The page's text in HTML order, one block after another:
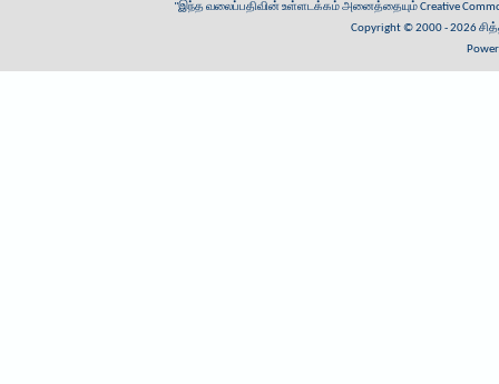
"இந்த வலைப்பதிவின் உள்ளடக்கம் அனைத்தையும்Creative
Copyright © 2000 - 2026